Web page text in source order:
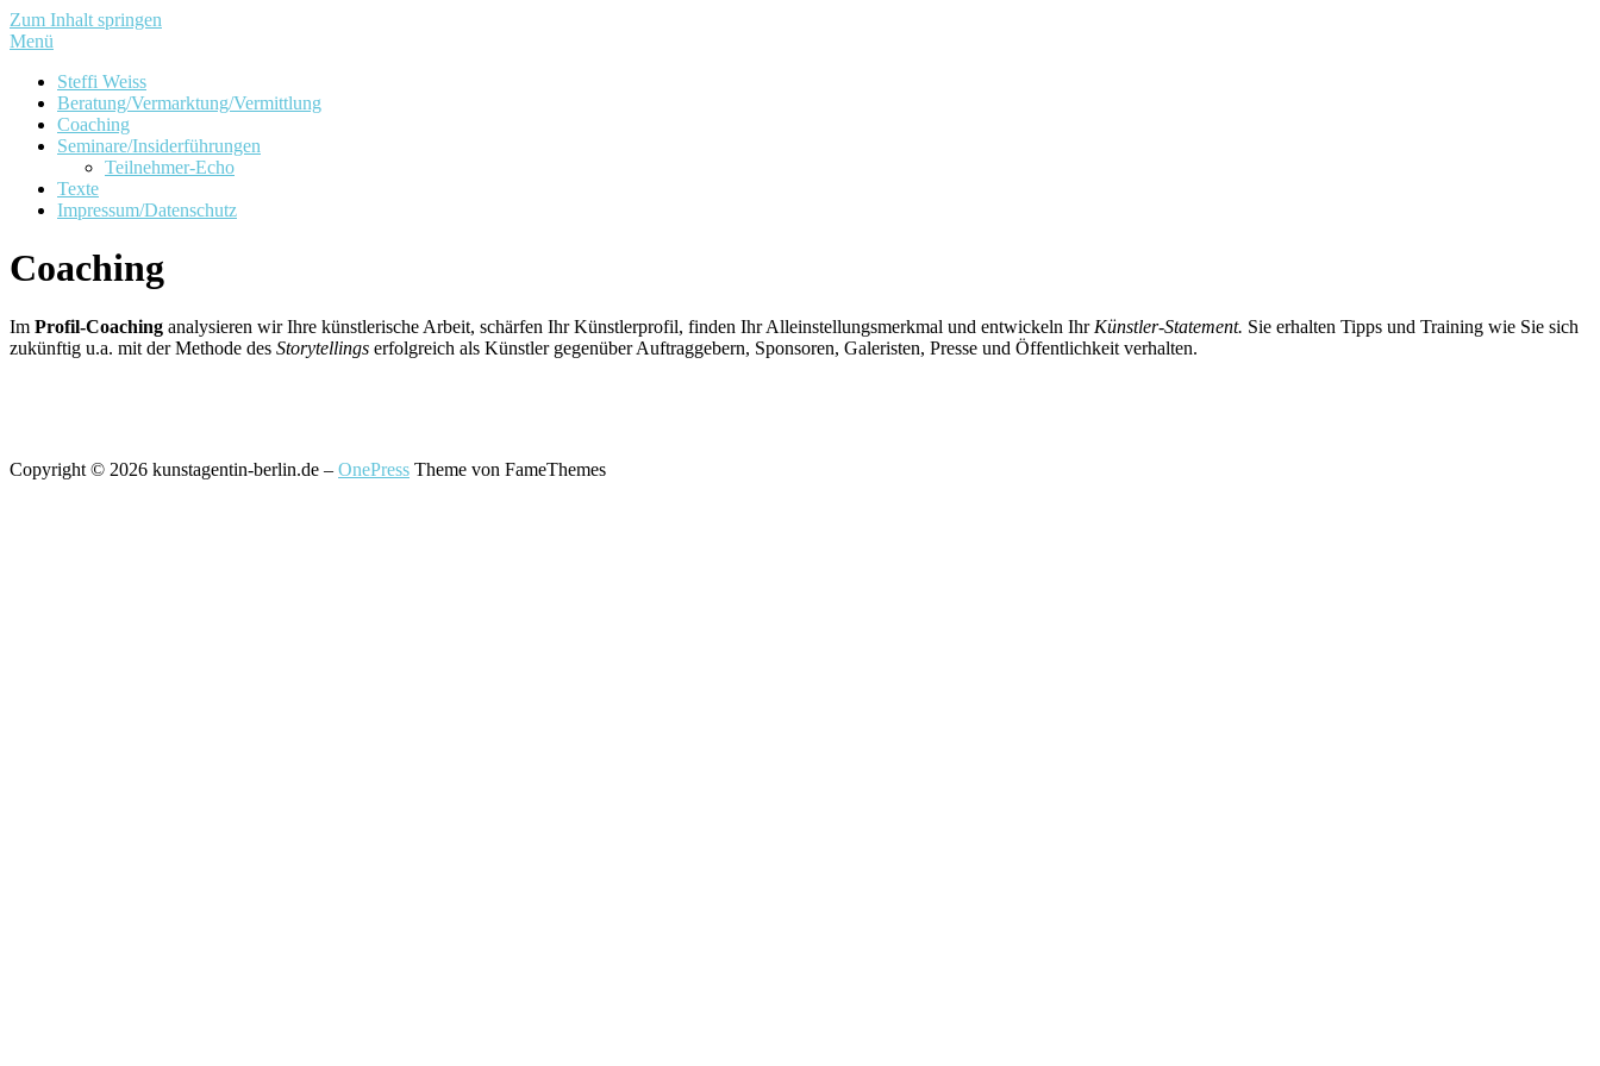
Zum Inhalt springen
Menü
Steffi Weiss
Beratung/Vermarktung/Vermittlung
Coaching
Seminare/Insiderführungen
Teilnehmer-Echo
Texte
Impressum/Datenschutz
Coaching
Im Profil-Coaching analysieren wir Ihre künstlerische Arbeit, schärfen Ihr Künstlerprofil, finden Ihr Alleinstellungsmerkmal und entwickeln Ihr Künstler-Statement. Sie erhalten Tipps und Training wie Sie sich
zukünftig u.a. mit der Methode des Storytellings erfolgreich als Künstler gegenüber Auftraggebern, Sponsoren, Galeristen, Presse und Öffentlichkeit verhalten.
Copyright © 2026 kunstagentin-berlin.de – OnePress Theme von FameThemes